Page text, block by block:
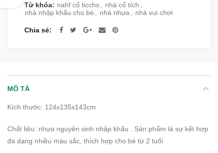
Từ khóa: nahf cổ ticchs nhà cổ tích
nhà nhập khẩu cho bé
nhà nhựa nhà vui chơi
Chia sẻ
MÔ TẢ
Kích thước: 124x135x143cm
Chất liệu: nhựa nguyên sinh nhập khẩu . Sản phẩm là sự kết hợp
đa dạng nhiều màu sắc, thích hợp cho bé từ 2 tuổi